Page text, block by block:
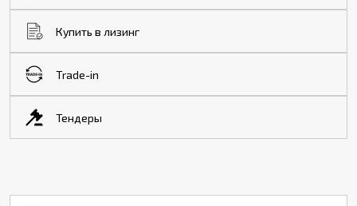
Купить в лизинг
Trade-in
Тендеры